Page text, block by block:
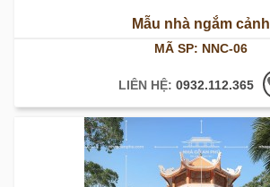
Mẫu nhà ngắm cảnh
MÃ SP: NNC-06
LIÊN HỆ: 0932.112.365